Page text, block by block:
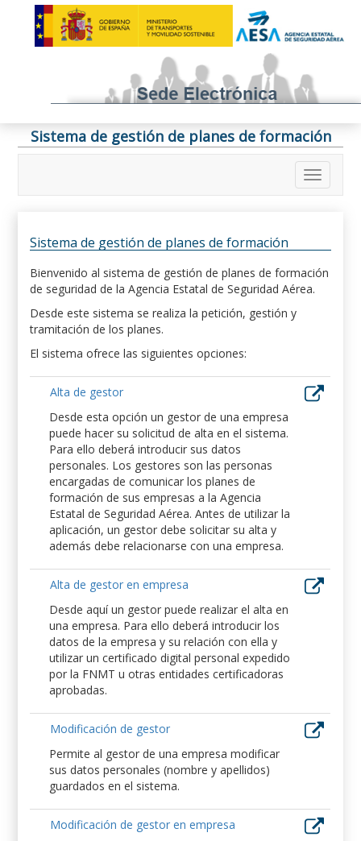
Sistema de gestión de planes de formación
Sistema de gestión de planes de formación
Bienvenido al sistema de gestión de planes de formación
de seguridad de la Agencia Estatal de Seguridad Aérea.
Desde este sistema se realiza la petición, gestión y
tramitación de los planes.
El sistema ofrece las siguientes opciones:
Alta de gestor
Desde esta opción un gestor de una empresa
puede hacer su solicitud de alta en el sistema.
Para ello deberá introducir sus datos
personales. Los gestores son las personas
encargadas de comunicar los planes de
formación de sus empresas a la Agencia
Estatal de Seguridad Aérea. Antes de utilizar la
aplicación, un gestor debe solicitar su alta y
además debe relacionarse con una empresa.
Alta de gestor en empresa
Desde aquí un gestor puede realizar el alta en
una empresa. Para ello deberá introducir los
datos de la empresa y su relación con ella y
utilizar un certificado digital personal expedido
por la FNMT u otras entidades certificadoras
aprobadas.
Modificación de gestor
Permite al gestor de una empresa modificar
sus datos personales (nombre y apellidos)
guardados en el sistema.
Modificación de gestor en empresa